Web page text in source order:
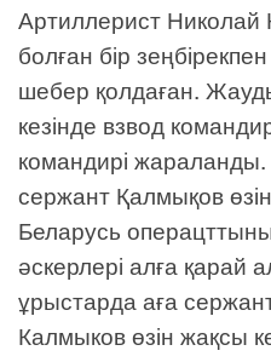
Артиллерист Николай
болған бір
шебер қолдаған.
кезінде взвод
командирі
сержант Қалмықов
Беларусь
әскерлері алға
ұрыстарда аға
Калмыков өзін жақсы